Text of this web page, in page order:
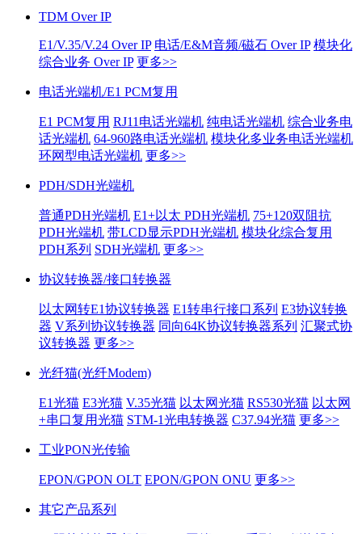
TDM Over IP
E1/V.35/V.24 Over IP 电话/E&M音频/磁石 Over IP 模块化
综合业务 Over IP 更多>>
电话光端机/E1 PCM复用
E1 PCM复用 RJ11电话光端机 纯电话光端机 综合业务电
话光端机 64-960路电话光端机 模块化多业务电话光端机
环网型电话光端机 更多>>
PDH/SDH光端机
普通PDH光端机 E1+以太 PDH光端机 75+120双阻抗
PDH光端机 带LCD显示PDH光端机 模块化综合复用
PDH系列 SDH光端机 更多>>
协议转换器/接口转换器
以太网转E1协议转换器 E1转串行接口系列 E3协议转换
器 V系列协议转换器 同向64K协议转换器系列 汇聚式协
议转换器 更多>>
光纤猫(光纤Modem)
E1光猫 E3光猫 V.35光猫 以太网光猫 RS530光猫 以太网
+串口复用光猫 STM-1光电转换器 C37.94光猫 更多>>
工业PON光传输
EPON/GPON OLT EPON/GPON ONU 更多>>
其它产品系列